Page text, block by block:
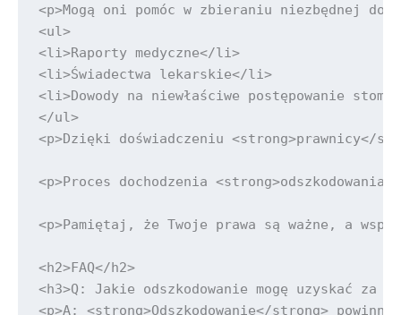
<p>Mogą oni pomóc w zbieraniu niezbędnej
<ul>
<li>Raporty medyczne</li>
<li>Świadectwa lekarskie</li>
<li>Dowody na niewłaściwe postępowanie
</ul>
<p>Dzięki doświadczeniu <strong>prawnicy</
<p>Proces dochodzenia
<p>Pamiętaj, że Twoje prawa są ważne, a
<h2>FAQ</h2>
<h3>Q: Jakie odszkodowanie mogę uzyskać za
<p>A: <strong>Odszkodowanie</strong>